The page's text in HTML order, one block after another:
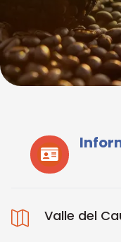

 Valle del